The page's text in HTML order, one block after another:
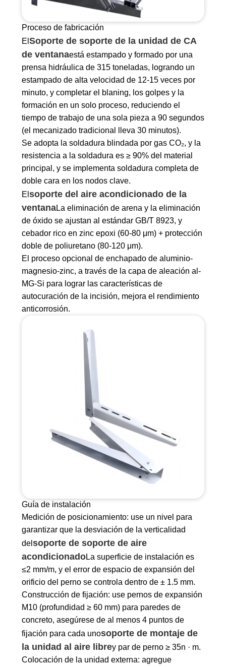
Proceso de fabricación
El Soporte de soporte de la unidad de CA
de ventanaestá estampado y formado por una
prensa hidráulica de 315 toneladas, logrando un
estampado de alta velocidad de 12-15 veces por
minuto, y completar el blaning, los golpes y la
formación en un solo proceso, reduciendo el
tiempo de trabajo de una sola pieza a 90 segundos
(el mecanizado tradicional lleva 30 minutos). ‌
Se adopta la soldadura blindada por gas CO₂, y la
resistencia a la soldadura es ≥ 90% del material
principal, y se implementa soldadura completa de
doble cara en los nodos clave.
El soporte del aire acondicionado de la
ventanaLa eliminación de arena y la eliminación
de óxido se ajustan al estándar GB/T 8923, y
cebador rico en zinc epoxi (60-80 μm) + protección
doble de poliuretano (80-120 μm).
El proceso opcional de enchapado de aluminio-
magnesio-zinc, a través de la capa de aleación al-
MG-Si para lograr las características de
autocuración de la incisión, mejora el rendimiento
anticorrosión.
Guía de instalación
Medición de posicionamiento: use un nivel para
garantizar que la desviación de la verticalidad
del soporte de soporte de aire
acondicionadoLa superficie de instalación es
≤2 mm/m, y el error de espacio de expansión del
orificio del perno se controla dentro de ± 1.5 mm.
Construcción de fijación: use pernos de expansión
M10 (profundidad ≥ 60 mm) para paredes de
concreto, asegúrese de al menos 4 puntos de
fijación para cada unosoporte de montaje de
la unidad al aire librey par de perno ≥ 35n · m.
Colocación de la unidad externa: agregue